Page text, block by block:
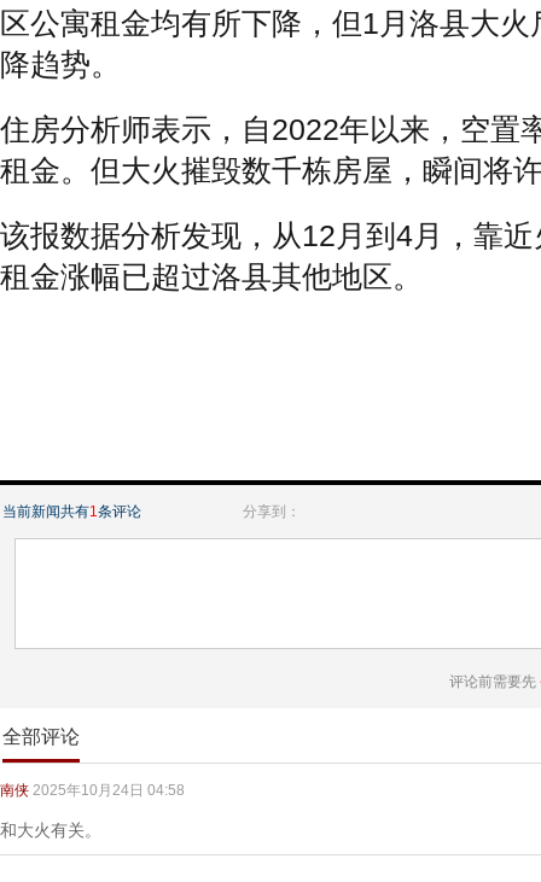
区公寓租金均有所下降，但1月 洛县大火
降趋势。
住房分析师表示，自2022年以来，空置
租金。但大火摧毁数千栋房屋，瞬间将
该报数据分析发现，从12月到4月，靠
租金涨幅已超过洛县其他地区。
当前新闻共有1条评论 分享到：
评论前需要先
全部评论
南侠 2025年10月24日 04:58
和大火有关。